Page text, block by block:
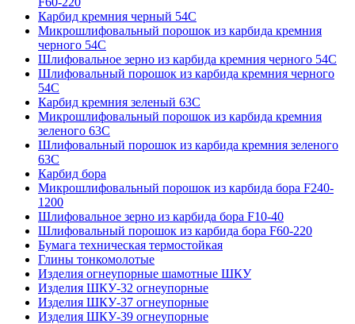
Карбид кремния черный 54С
Микрошлифовальный порошок из карбида кремния
черного 54С
Шлифовальное зерно из карбида кремния черного 54C
Шлифовальный порошок из карбида кремния черного
54С
Карбид кремния зеленый 63С
Микрошлифовальный порошок из карбида кремния
зеленого 63С
Шлифовальный порошок из карбида кремния зеленого
63С
Карбид бора
Микрошлифовальный порошок из карбида бора F240-
1200
Шлифовальное зерно из карбида бора F10-40
Шлифовальный порошок из карбида бора F60-220
Бумага техническая термостойкая
Глины тонкомолотые
Изделия огнеупорные шамотные ШКУ
Изделия ШКУ-32 огнеупорные
Изделия ШКУ-37 огнеупорные
Изделия ШКУ-39 огнеупорные